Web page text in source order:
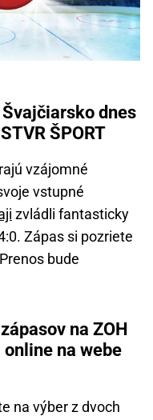
dnes
ŠPORT
vzájomné
vstupné
zvládli fantasticky
Zápas si pozriete
bude
na ZOH
na webe
na výber z dvoch